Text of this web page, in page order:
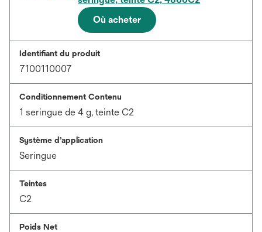
Où acheter
Identifiant du produit
7100110007
Conditionnement Contenu
1 seringue de 4 g, teinte C2
Système d’application
Seringue
Teintes
C2
Poids Net